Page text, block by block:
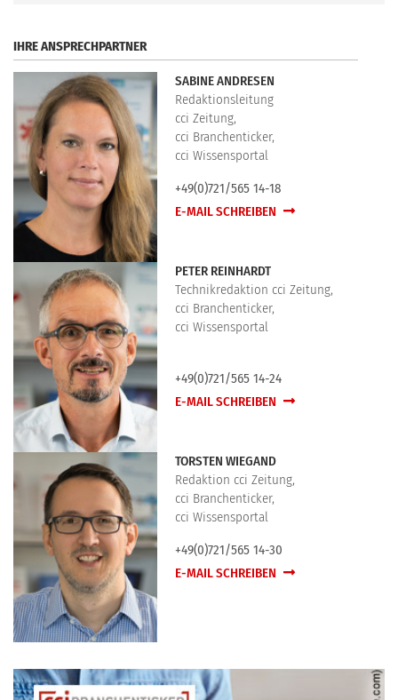
IHRE ANSPRECHPARTNER
SABINE ANDRESEN
Redaktionsleitung
cci Zeitung,
cci Branchenticker,
cci Wissensportal
+49(0)721/565 14-18
E-MAIL SCHREIBEN
PETER REINHARDT
Technikredaktion cci Zeitung,
cci Branchenticker,
cci Wissensportal
+49(0)721/565 14-24
E-MAIL SCHREIBEN
TORSTEN WIEGAND
Redaktion cci Zeitung,
cci Branchenticker,
cci Wissensportal
+49(0)721/565 14-30
E-MAIL SCHREIBEN